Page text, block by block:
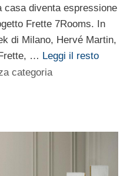
casa diventa espressione
Frette 7Rooms. In
di Milano, Hervé Martin,
… Leggi il resto
categoria